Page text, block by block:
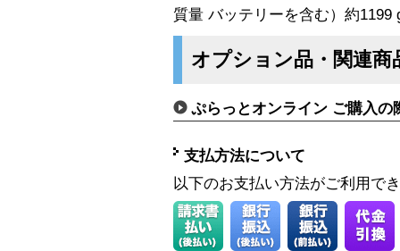
質量 バッテリーを含む）約1199
オプション品・関連商
ぷらっとオンライン ご購入の
支払方法について
以下のお支払い方法がご利用で